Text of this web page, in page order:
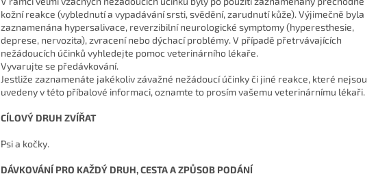
kožní reakce (vyblednutí a vypadávání srsti, svědění, zarudnutí kůže). Výjimečně byla
zaznamenána hypersalivace, reverzibilní neurologické symptomy (hyperesthesie,
deprese, nervozita), zvracení nebo dýchací problémy. V případě přetrvávajících
nežádoucích účinků vyhledejte pomoc veterinárního lékaře.
Vyvarujte se předávkování.
Jestliže zaznamenáte jakékoliv závažné nežádoucí účinky či jiné reakce, které nejsou
uvedeny v této příbalové informaci, oznamte to prosím vašemu veterinárnímu lékaři.
CÍLOVÝ DRUH ZVÍŘAT
Psi a kočky.
DÁVKOVÁNÍ PRO KAŽDÝ DRUH, CESTA A ZPŮSOB PODÁNÍ